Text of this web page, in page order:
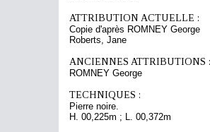
ATTRIBUTION ACTUELLE :
Copie d'après ROMNEY George
Roberts, Jane
ANCIENNES ATTRIBUTIONS :
ROMNEY George
TECHNIQUES :
Pierre noire.
H. 00,225m ; L. 00,372m